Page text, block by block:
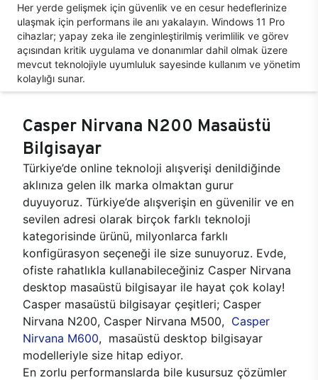
Her yerde gelişmek için güvenlik ve en cesur hedeflerinize
ulaşmak için performans ile anı yakalayın. Windows 11 Pro
cihazlar; yapay zeka ile zenginleştirilmiş verimlilik ve görev
açısından kritik uygulama ve donanımlar dahil olmak üzere
mevcut teknolojiyle uyumluluk sayesinde kullanım ve yönetim
kolaylığı sunar.
Casper Nirvana N200 Masaüstü
Bilgisayar
Türkiye’de online teknoloji alışverişi denildiğinde
aklınıza gelen ilk marka olmaktan gurur
duyuyoruz. Türkiye’de alışverişin en güvenilir ve en
sevilen adresi olarak birçok farklı teknoloji
kategorisinde ürünü, milyonlarca farklı
konfigürasyon seçeneği ile size sunuyoruz. Evde,
ofiste rahatlıkla kullanabileceğiniz Casper Nirvana
desktop masaüstü bilgisayar ile hayat çok kolay!
Casper masaüstü bilgisayar çeşitleri; Casper
Nirvana N200, Casper Nirvana M500, Casper
Nirvana M600, masaüstü desktop bilgisayar
modelleriyle size hitap ediyor.
En zorlu performanslarda bile kusursuz çözümler